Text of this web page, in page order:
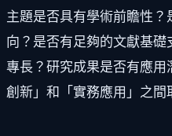
主題是否具有學術前瞻性
向？是否有足夠的文獻基
專長？研究成果是否有應
創新」和「實務應用」之間